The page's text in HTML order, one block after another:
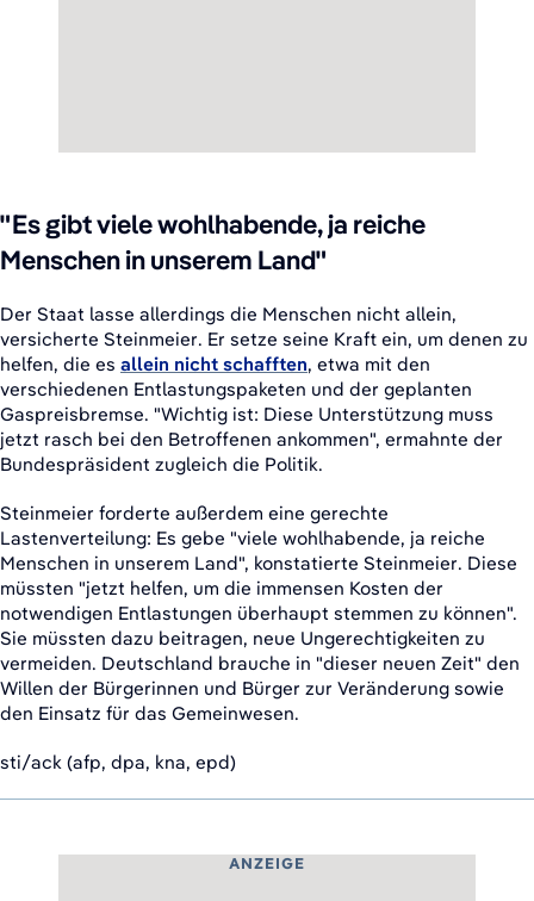
"Es gibt viele wohlhabende, ja reiche
Menschen in unserem Land"
Der Staat lasse allerdings die Menschen nicht allein,
versicherte Steinmeier. Er setze seine Kraft ein, um denen zu
helfen, die es allein nicht schafften, etwa mit den
verschiedenen Entlastungspaketen und der geplanten
Gaspreisbremse. "Wichtig ist: Diese Unterstützung muss
jetzt rasch bei den Betroffenen ankommen", ermahnte der
Bundespräsident zugleich die Politik.
Steinmeier forderte außerdem eine gerechte
Lastenverteilung: Es gebe "viele wohlhabende, ja reiche
Menschen in unserem Land", konstatierte Steinmeier. Diese
müssten "jetzt helfen, um die immensen Kosten der
notwendigen Entlastungen überhaupt stemmen zu können".
Sie müssten dazu beitragen, neue Ungerechtigkeiten zu
vermeiden. Deutschland brauche in "dieser neuen Zeit" den
Willen der Bürgerinnen und Bürger zur Veränderung sowie
den Einsatz für das Gemeinwesen.
sti/ack (afp, dpa, kna, epd)
ANZEIGE